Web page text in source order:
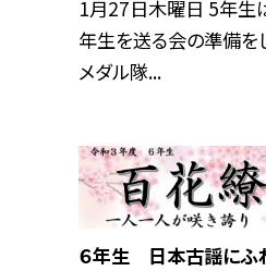
1月27日木曜日 5年生
年生を送る会の準備を
メダル隊...
６年生 日本古謡にふ